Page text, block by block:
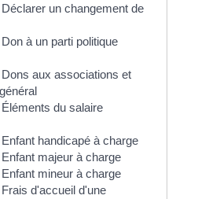
un changement de
à un parti politique
aux associations et
du salaire
handicapé à charge
majeur à charge
mineur à charge
d'accueil d'une